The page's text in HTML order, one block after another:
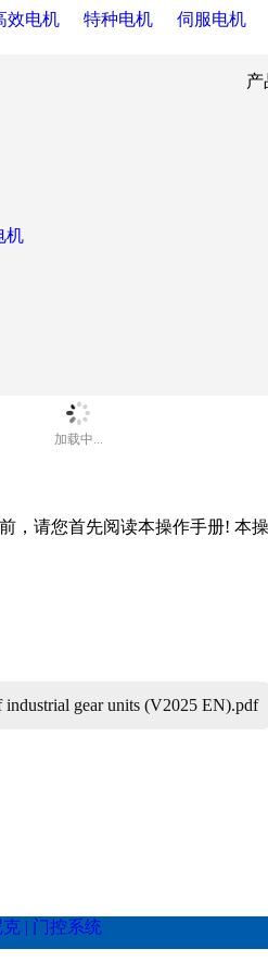
效电机 特种电机
伺服电机
产
机
加载中...
，请您首先阅读本操作手册! 本
industrial gear units (V2025 EN).pdf
| 门控系统